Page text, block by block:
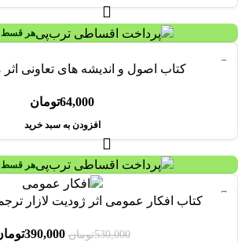
هر قسط
کتاب اصول و اندیشه های تعاونی
64,000تومان
افزودن به سبد خرید
هر قسط
کتاب افکار عمومی اثر ژودیت لازار
530,000تومان 390,000